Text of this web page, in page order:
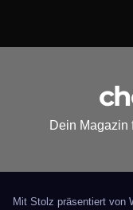
Dein Magazin
Mit Stolz präsentiert von